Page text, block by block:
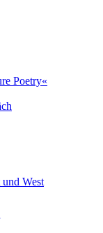
Poetry«
West